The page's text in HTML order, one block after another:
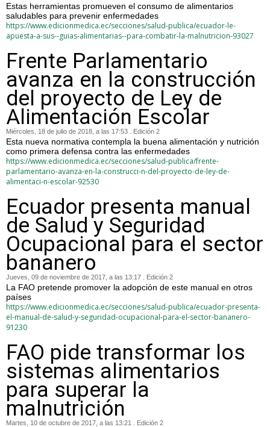
Estas herramientas promueven el consumo de alimentarios
saludables para prevenir enfermedades
https://www.edicionmedica.ec/secciones/salud-publica/ecuador-le-
apuesta-a-sus--guias-alimentarias--para-combatir-la-malnutricion-93027
Frente Parlamentario
avanza en la construcción
del proyecto de Ley de
Alimentación Escolar
Miércoles, 18 de julio de 2018, a las 17:53 . Edición 2
Esta nueva normativa contempla la buena alimentación y nutrición
como primera defensa contra las enfermedades
https://www.edicionmedica.ec/secciones/salud-publica/frente-
parlamentario-avanza-en-la-construcci-n-del-proyecto-de-ley-de-
alimentaci-n-escolar-92530
Ecuador presenta manual
de Salud y Seguridad
Ocupacional para el sector
bananero
Jueves, 09 de noviembre de 2017, a las 13:17 . Edición 2
La FAO pretende promover la adopción de este manual en otros
países
https://www.edicionmedica.ec/secciones/salud-publica/ecuador-presenta-
el-manual-de-salud-y-seguridad-ocupacional-para-el-sector-bananero-
91230
FAO pide transformar los
sistemas alimentarios
para superar la
malnutrición
Martes, 10 de octubre de 2017, a las 13:21 . Edición 2